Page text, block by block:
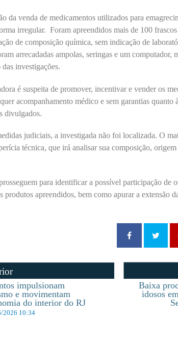
da venda de medicamentos utilizados para
irregular. Foram apreendidos mais de 100
de composição química, sem indicação de
arrecadadas ampolas, seringas e um computador,
investigações.
é suspeita de promover, incentivar e vender os
acompanhamento médico e sem garantias quanto
divulgados.
judiciais, a investigada não foi localizada. O
técnica, que irá analisar sua composição,
para identificar a possível participação de
produtos apreendidos, bem como apurar a extensão
impulsionam
e movimentam
do interior do RJ
2026 10:34
Baixa
idosos